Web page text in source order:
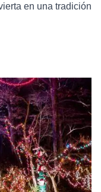
en una tradición